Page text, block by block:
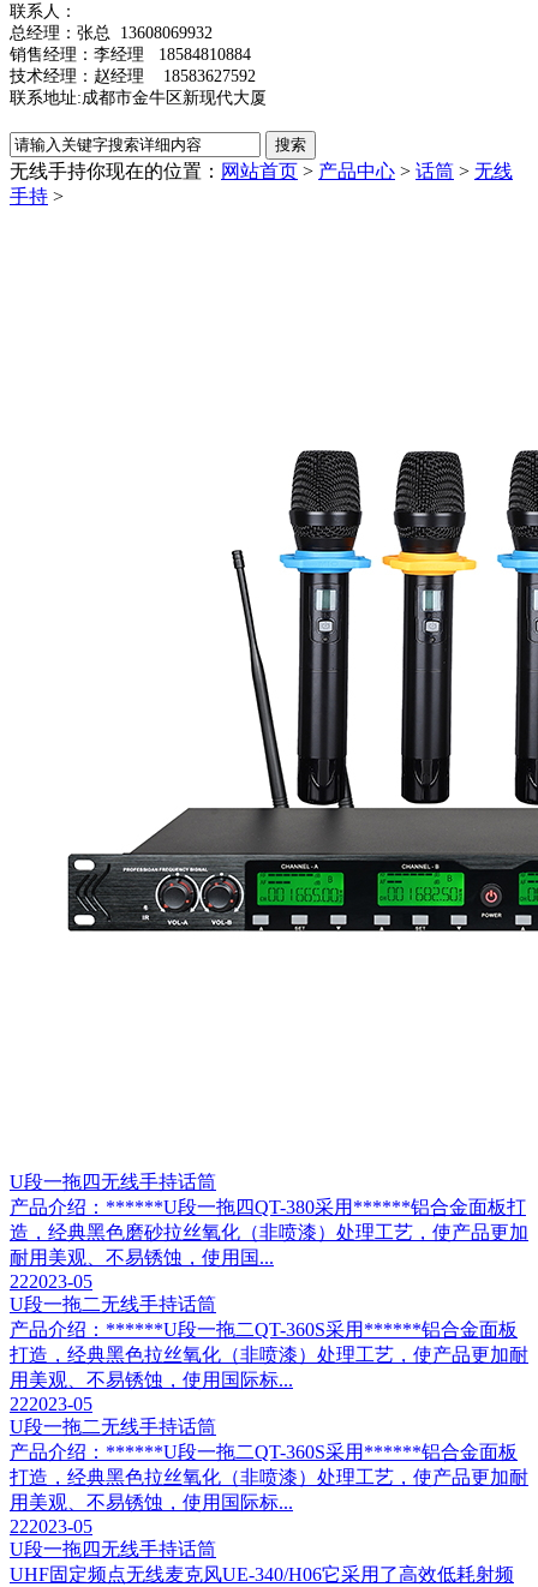
联系人：
总经理： 张总 13608069932
销售经理：李经理 18584810884
技术经理：赵经理 18583627592
联系地址:成都市金牛区新现代大厦
无线手持你现在的位置： 网站首页 > 产品中心 > 话筒 > 无线
手持 >
U段一拖四无线手持话筒
产品介绍：******U段一拖四QT-380采用******铝合金面板打
造，经典黑色磨砂拉丝氧化（非喷漆）处理工艺，使产品更加
耐用美观、不易锈蚀，使用国...
222023-05
U段一拖二无线手持话筒
产品介绍：******U段一拖二QT-360S采用******铝合金面板
打造，经典黑色拉丝氧化（非喷漆）处理工艺，使产品更加耐
用美观、不易锈蚀，使用国际标...
222023-05
U段一拖二无线手持话筒
产品介绍：******U段一拖二QT-360S采用******铝合金面板
打造，经典黑色拉丝氧化（非喷漆）处理工艺，使产品更加耐
用美观、不易锈蚀，使用国际标...
222023-05
U段一拖四无线手持话筒
UHF固定频点无线麦克风UE-340/H06它采用了高效低耗射频